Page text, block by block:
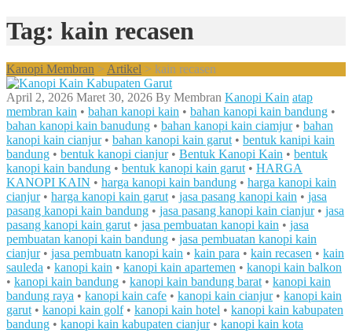
Tag: kain recasen
Kanopi Membran > Artikel > kain recasen
April 2, 2026 Maret 30, 2026 By Membran Kanopi Kain atap
membran kain • bahan kanopi kain • bahan kanopi kain bandung •
bahan kanopi kain banudung • bahan kanopi kain ciamjur• bahan
kanopi kain cianjur• bahan kanopi kain garut • bentuk kanipi kain
bandung • bentuk kanopi cianjur• Bentuk Kanopi Kain • bentuk
kanopi kain bandung • bentuk kanopi kain garut • HARGA
KANOPI KAIN • harga kanopi kain bandung • harga kanopi kain
cianjur• harga kanopi kain garut • jasa pasang kanopi kain • jasa
pasang kanopi kain bandung • jasa pasang kanopi kain cianjur• jasa
pasang kanopi kain garut • jasa pembuatan kanopi kain • jasa
pembuatan kanopi kain bandung • jasa pembuatan kanopi kain
cianjur• jasa pembuatn kanopi kain • kain para • kain recasen • kain
sauleda • kanopi kain • kanopi kain apartemen • kanopi kain balkon
• kanopi kain bandung • kanopi kain bandung barat • kanopi kain
bandung raya • kanopi kain cafe • kanopi kain cianjur• kanopi kain
garut • kanopi kain golf• kanopi kain hotel • kanopi kain kabupaten
bandung • kanopi kain kabupaten cianjur• kanopi kain kota